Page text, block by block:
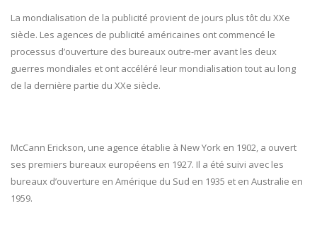
La mondialisation de la publicité provient de jours plus tôt du XXe
siècle. Les agences de publicité américaines ont commencé le
processus d’ouverture des bureaux outre-mer avant les deux
guerres mondiales et ont accéléré leur mondialisation tout au long
de la dernière partie du XXe siècle.
McCann Erickson, une agence établie à New York en 1902, a ouvert
ses premiers bureaux européens en 1927. Il a été suivi avec les
bureaux d’ouverture en Amérique du Sud en 1935 et en Australie en
1959.